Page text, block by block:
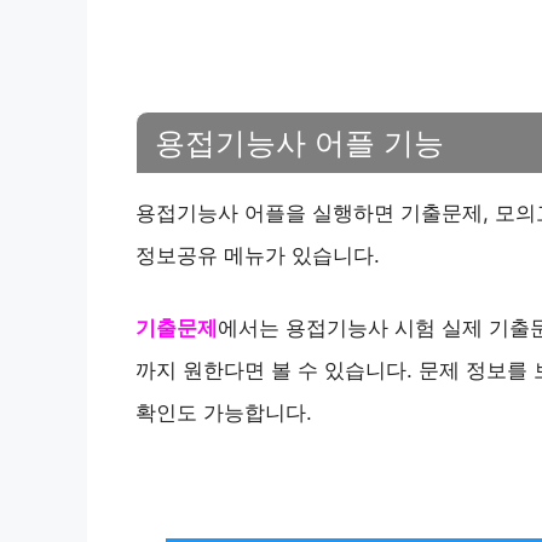
용접기능사 어플 기능
용접기능사 어플을 실행하면 기출문제, 모
정보공유 메뉴가 있습니다.
기출문제 에서는 용접기능사 시험 실제 기
까지 원한다면 볼 수 있습니다. 문제 정보를
확인도 가능합니다.